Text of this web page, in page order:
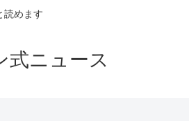
読めます
式ニュース